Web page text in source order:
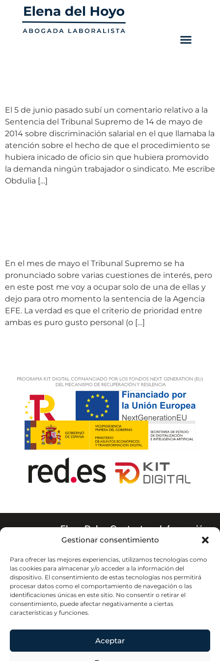
Gestionar consentimiento
Para ofrecer las mejores experiencias, utilizamos tecnologías como
las cookies para almacenar y/o acceder a la información del
dispositivo. El consentimiento de estas tecnologías nos permitirá
procesar datos como el comportamiento de navegación o las
identificaciones únicas en este sitio. No consentir o retirar el
consentimiento, puede afectar negativamente a ciertas
características y funciones.
Aceptar
contenido
El 5 de junio pasado subí un comentario relativo a la
Sentencia del Tribunal Supremo de 14 de mayo de
2014 sobre discriminación salarial en el que llamaba la
atención sobre el hecho de que el procedimiento se
hubiera inicado de oficio sin que hubiera promovido
la demanda ningún trabajador o sindicato. Me escribe
Obdulia […]
En el mes de mayo el Tribunal Supremo se ha
pronunciado sobre varias cuestiones de interés, pero
en este post me voy a ocupar solo de una de ellas y
dejo para otro momento la sentencia de la Agencia
EFE. La verdad es que el criterio de prioridad entre
ambas es puro gusto personal (o […]
Especialista
en Derecho
laboral para
empresas y
Elena Del
Hoyo
About
Profesional
Contacta
Contacta
Plaza del
Casal, 8. 3º
Dcha.
28007 Madrid
elenadelhoyo@elenadelhoyo.com
915 13 03 38
Información
Política de
privacidad
Política de
cookies